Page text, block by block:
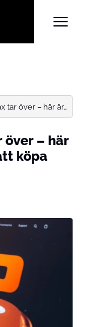
tar över – här är...
över – här
köpa